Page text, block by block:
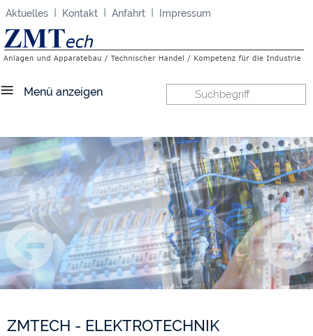
Submenü X
Das Unternehmen
Anlagen + Apparatebau
Referenzen
Aktuelles
Kontakt
Anfahrt
Impressum
Datenschutz
Aktuelles I Kontakt I Anfahrt I Impressum
Menü anzeigen
ZMTECH - ELEKTROTECHNIK